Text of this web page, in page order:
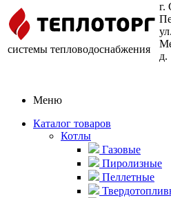
системы тепловодоснабжения
г.
ул.
д.
Меню
Каталог товаров
Котлы
Газовые
Пиролизные
Пеллетные